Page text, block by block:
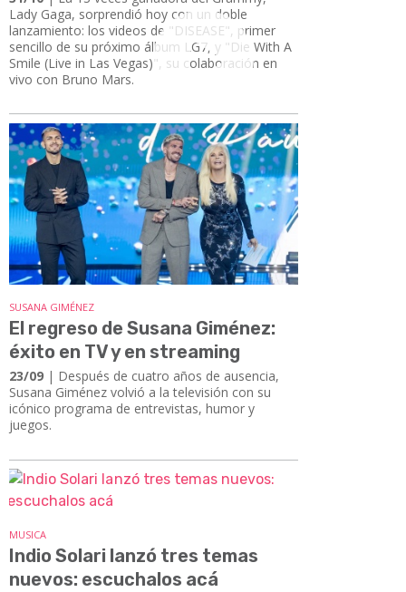
Lady Gaga, sorprendió hoy con un doble
lanzamiento: los videos de "DISEASE", primer
sencillo de su próximo álbum LG7, y "Die With A
Smile (Live in Las Vegas)", su colaboración en
vivo con Bruno Mars.
SUSANA GIMÉNEZ
El regreso de Susana Giménez:
éxito en TV y en streaming
23/09 | Después de cuatro años de ausencia,
Susana Giménez volvió a la televisión con su
icónico programa de entrevistas, humor y
juegos.
MUSICA
Indio Solari lanzó tres temas
nuevos: escuchalos acá